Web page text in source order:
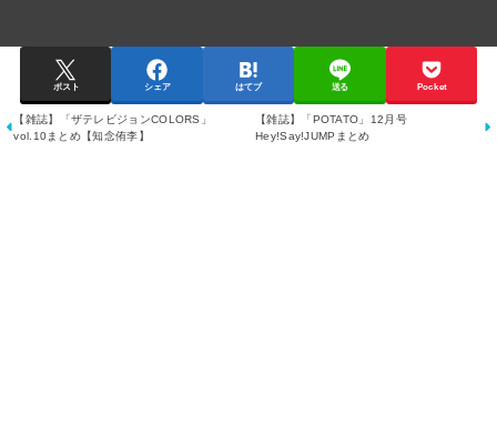
ポスト シェア はてブ 送る Pocket
【雑誌】「ザテレビジョンCOLORS」
vol.10まとめ【知念侑李】
【雑誌】「POTATO」12月号
Hey!Say!JUMPまとめ